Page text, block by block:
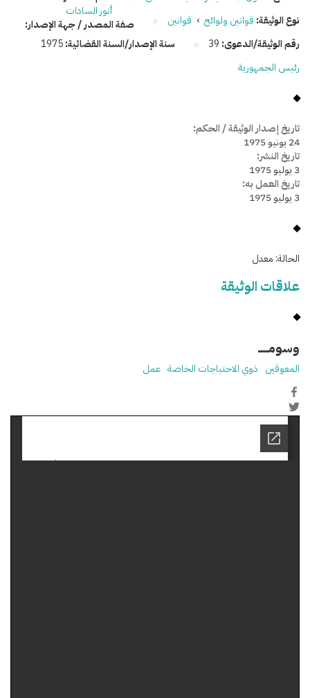
نوع الوثيقة: قوانين ولوائح › قوانين
رقم الوثيقة/الدعوى: 39 سنة الإصدار/السنة القضائية:1975
أنور السادات
صفة المصدر / جهة الإصدار:
رئيس الجمهورية
تاريخ إصدار الوثيقة / الحكم:
24 يونيو 1975
تاريخ النشر:
3 يوليو 1975
تاريخ العمل به:
3 يوليو 1975
الحالة: معدل
علاقات الوثيقة
وسومـــــ
المعوقين ذوي الاحتياجات الخاصة عمل